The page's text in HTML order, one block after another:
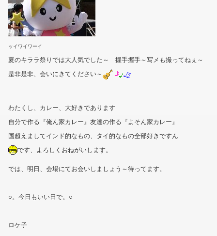
ッイワイワーイ
夏のキララ祭りでは大人気でした～ 握手握手～写メも撮ってねぇ～
是非是非、会いにきてください～
わたくし、カレー、大好きであります
自分で作る『俺ん家カレー』友達の作る『よそん家カレー』
国超えましてインド的なもの、タイ的なもの全部好きですん
です、よろしくおねがいします。
では、明日、会場にてお会いしましょう～待ってます。
○。今日もいい日で。○
ロケ子